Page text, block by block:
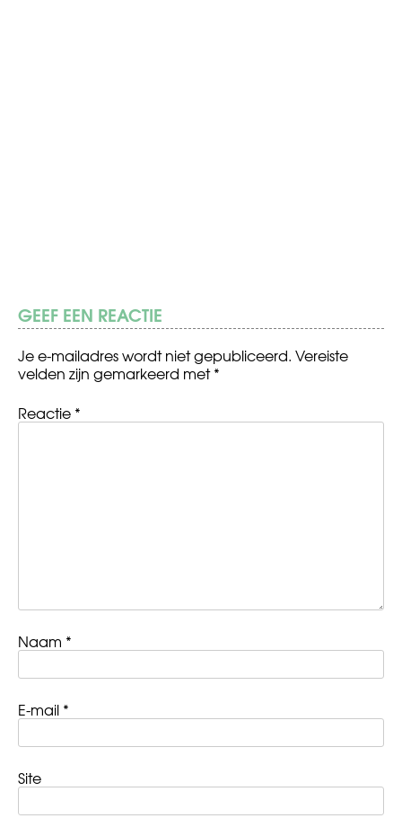
GEEF EEN REACTIE
Je e-mailadres wordt niet gepubliceerd. Vereiste
velden zijn gemarkeerd met*
Reactie *
Naam *
E-mail *
Site